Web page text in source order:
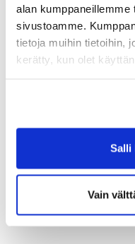
alan
sivustoamme.
tietoja muihin tietoihin,
kerätty, kun olet
Salli
Vain